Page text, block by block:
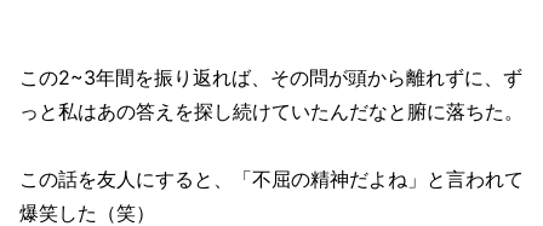
この2~3年間を振り返れば、その問が頭から離れずに、ず
っと私はあの答えを探し続けていたんだなと腑に落ちた。
この話を友人にすると、「不屈の精神だよね」と言われて
爆笑した（笑）